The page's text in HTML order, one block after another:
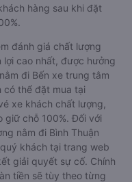
hàng sau khi đặt
đánh giá chất lượng
cao nhất, được hưởng
đi Bến xe trung tâm
có thể đặt mua tại
xe khách chất lượng,
giữ chỗ 100%. Đối với
nằm đi Bình Thuận
khách tại trang web
giải quyết sự cố. Chính
tiền sẽ tùy theo từng